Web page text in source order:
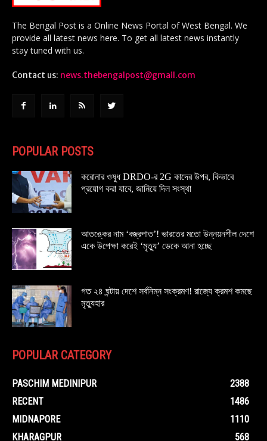
The Bengal Post is a Online News Portal of West Bengal. We
provide all latest news here. To get all latest news instantly
stay tuned with us.
Contact us: news.thebengalpost@gmail.com
POPULAR POSTS
করোনার ওষুধ DRDO-র 2G কাদের উপর, কিভাবে
প্রয়োগ করা যাবে, জানিয়ে দিল সংস্থা
আতঙ্কের নাম ‘বজ্রপাত’! ভারতের মতো উন্নয়নশীল দেশে
একে উপেক্ষা করেই ‘মৃত্যু’ ডেকে আনা হচ্ছে
গত ২৪ ঘন্টায় দেশে সর্বনিম্ন সংক্রমণ! রাজ্যে ক্রমশ কমছে
মৃত্যুহার
POPULAR CATEGORY
PASCHIM MEDINIPUR
2388
RECENT
1486
MIDNAPORE
1110
KHARAGPUR
568